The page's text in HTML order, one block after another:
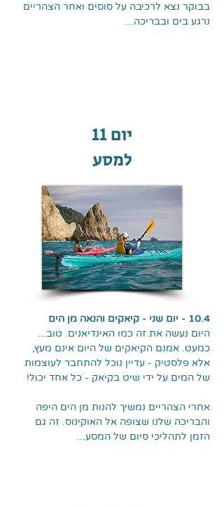
בבוקר נצא לרכיבה על סוסים ואחר הצהריים
נרגע בים ובבריכה...
יום 11
למסע
10.4 - יום שני - קיאקים והנאה מן הים
היום נעשה את זה כמו האינדיאנים. טוב...
כמעט. אמנם הקיאקים של היום אינם מעץ,
אלא פלסטיק - עדיין נוכל להתחבר לעוצמות
של המים על ידי שיט בקיאק - כל אחד יכול!
אחרי הצהריים נמשיך להנות מן הים היפה
והבריכה שלנו שצופה אל האוקינוס. זה גם
הזמן לתהליכי סיום של המסע...